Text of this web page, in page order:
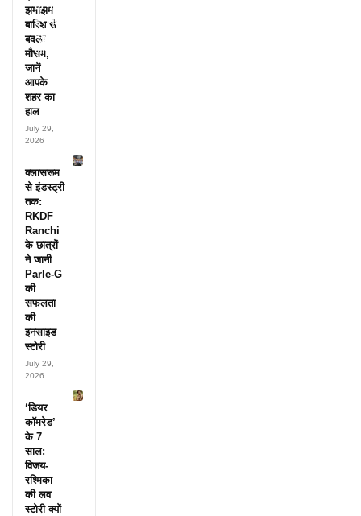
के नाम,
हर महीने
पहुंचते थे
लाखों!
झमाझम
बारिश से
बदला
मौसम,
जानें
आपके
शहर का
हाल
July 29,
2026
क्लासरूम
से इंडस्ट्री
तक:
RKDF
Ranchi
के छात्रों
ने जानी
Parle-G
की
सफलता
की
इनसाइड
स्टोरी
July 29,
2026
‘डियर
कॉमरेड’
के 7
साल:
विजय-
रश्मिका
की लव
स्टोरी क्यों